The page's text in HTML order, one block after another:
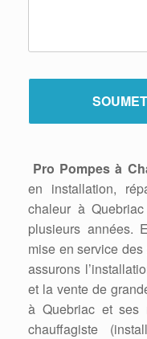
Pro Pompes à
en installation,
chaleur à
plusieurs années.
mise en service
assurons
et la vente de
à Quebriac et ses
chauffagiste